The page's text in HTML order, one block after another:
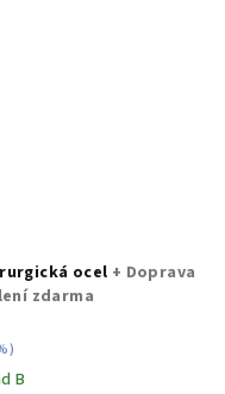
ocel + Doprava
zdarma
B